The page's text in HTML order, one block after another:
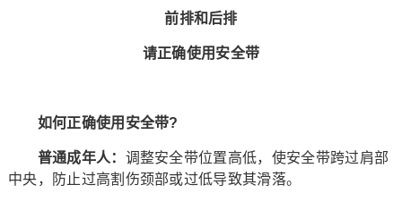
前排和后排
请正确使用安全带
如何正确使用安全带?
普通成年人： 调整安全带位置高低，使安全带跨过肩部
中央，防止过高割伤颈部或过低导致其滑落。